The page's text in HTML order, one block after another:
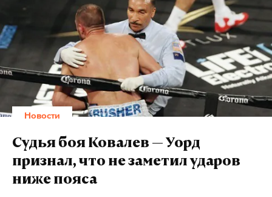
Первоначально информация поступила в
полицию. Москвичи сообщили, что на высоте 30
этажа башни «Евразия» по наружной стене
поднимается человек.
телеканал Fox 5.
По дной из версий, 18-летний Зиберов стал
случайной жертвой преступников, не был с ними
знаком и «просто оказался не в то время не в том
месте». Троица намеревалась убить только
Наджара. До одного из злоумышленников дошли
слухи, что 17-летний подросток ограбил его жену,
и он решил отомстить. Однако, по другой версии,
преступление связано с наркотиками.
Тела Зиберова и Наджара нашли в изрешеченном
Новости
Судья боя Ковалев — Уорд
признал, что не заметил ударов
ниже пояса